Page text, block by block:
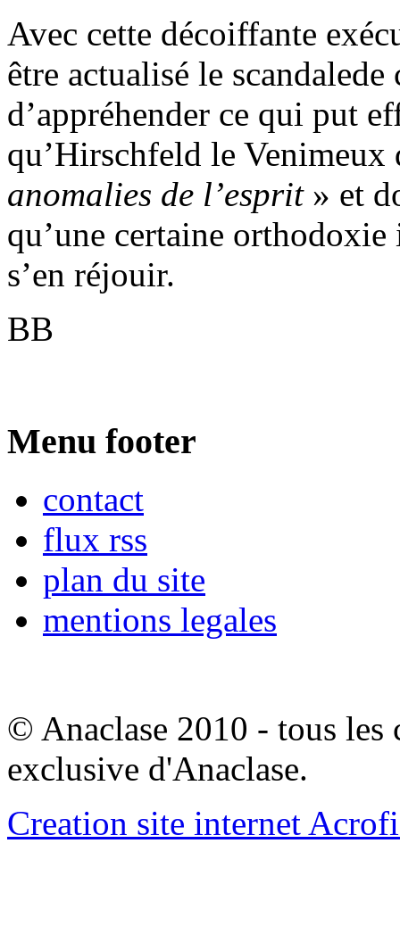
Avec cette décoiffante
être actualisé le
d’appréhender ce qui put
qu’Hirschfeld le Venimeux
anomalies de l’esprit» et
qu’une certaine
s’en réjouir.
BB
Menu footer
contact
flux rss
plan du site
mentions legales
© Anaclase 2010 - tous les
exclusive d'Anaclase.
Creation site internet